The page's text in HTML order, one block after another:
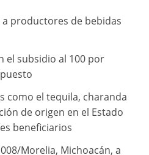
a productores de bebidas
el subsidio al 100 por
como el tequila, charanda
de origen en el Estado
beneficiarios
Morelia, Michoacán, a